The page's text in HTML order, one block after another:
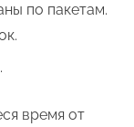
по пакетам.
время от